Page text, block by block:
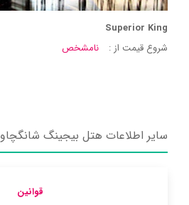
Superior King
شروع قیمت از :
نامشخص
سایر اطلاعات هتل بیجینگ شانگچاو
قوانین